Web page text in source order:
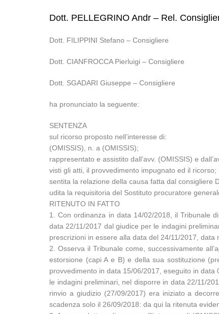
Dott. PELLEGRINO Andr – Rel.
Dott. FILIPPINI Stefano – Consigliere
Dott. CIANFROCCA Pierluigi – Consigliere
Dott. SGADARI Giuseppe – Consigliere
ha pronunciato la seguente:
SENTENZA
sul ricorso proposto nell’interesse di:
(OMISSIS), n. a (OMISSIS);
rappresentato e assistito dall’avv. (OMISSIS) e
visti gli atti, il provvedimento impugnato ed il ricorso;
sentita la relazione della causa fatta dal consigliere
udita la requisitoria del Sostituto procuratore
RITENUTO IN FATTO
1. Con ordinanza in data 14/02/2018, il Tribunale
data 22/11/2017 dal giudice per le indagini
prescrizioni in essere alla data del 24/11/2017, data
2. Osserva il Tribunale come, successivamente
estorsione (capi A e B) e della sua sostituzione
provvedimento in data 15/06/2017, eseguito in data
le indagini preliminari, nel disporre in data 22/11/
rinvio a giudizio (27/09/2017) era iniziato a
scadenza solo il 26/09/2018: da qui la ritenuta